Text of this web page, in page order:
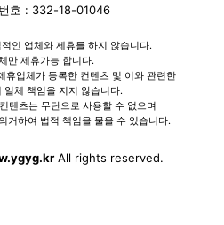
호 : 332-18-01046
인 업체와 제휴를 하지 않습니다.
만 제휴가능 합니다.
휴업체가 등록한 컨텐츠 및 이와 관련한
일체 책임을 지지 않습니다.
텐츠는 무단으로 사용할 수 없으며
거하여 법적 책임을 물을 수 있습니다.
All rights reserved.